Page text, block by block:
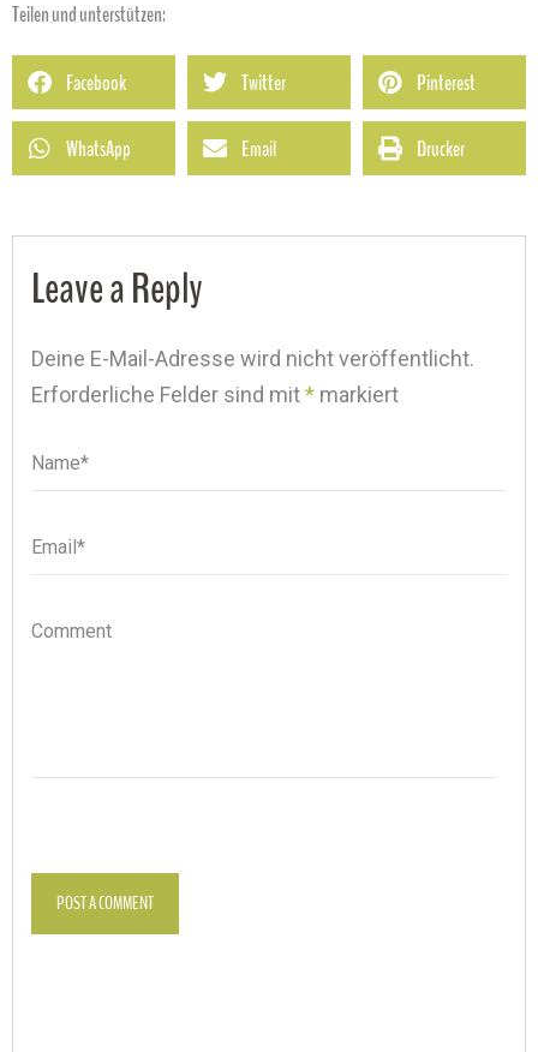
Teilen und unterstützen:
Facebook Twitter Pinterest
WhatsApp Email Drucker
Leave a Reply
Deine E-Mail-Adresse wird nicht veröffentlicht.
Erforderliche Felder sind mit* markiert
Name*
Name
Email*
Email
Comment
POST A COMMENT